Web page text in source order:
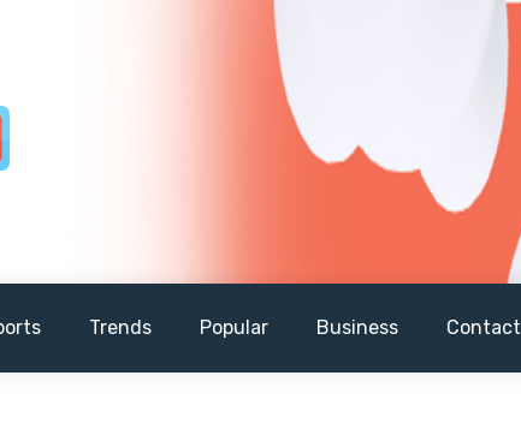
Trends Popular Business Contact